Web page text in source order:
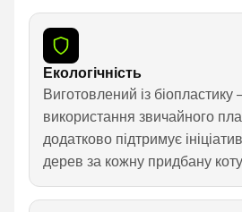
Екологічність
Виготовлений із
використання звичайного
додатково підтримує
дерев за кожну придбану